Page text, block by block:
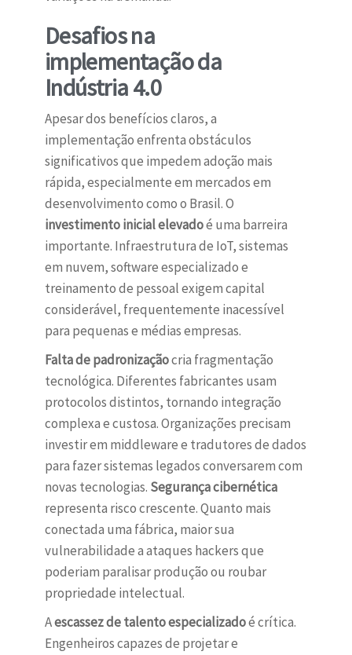
Desafios na
implementação da
Indústria 4.0
Apesar dos benefícios claros, a
implementação enfrenta obstáculos
significativos que impedem adoção mais
rápida, especialmente em mercados em
desenvolvimento como o Brasil. O
investimento inicial elevadoé uma barreira
importante. Infraestrutura de IoT, sistemas
em nuvem, software especializado e
treinamento de pessoal exigem capital
considerável, frequentemente inacessível
para pequenas e médias empresas.
Falta de padronizaçãocria fragmentação
tecnológica. Diferentes fabricantes usam
protocolos distintos, tornando integração
complexa e custosa. Organizações precisam
investir em middleware e tradutores de dados
para fazer sistemas legados conversarem com
novas tecnologias. Segurança cibernética
representa risco crescente. Quanto mais
conectada uma fábrica, maior sua
vulnerabilidade a ataques hackers que
poderiam paralisar produção ou roubar
propriedade intelectual.
Aescassez de talento especializadoé crítica.
Engenheiros capazes de projetar e